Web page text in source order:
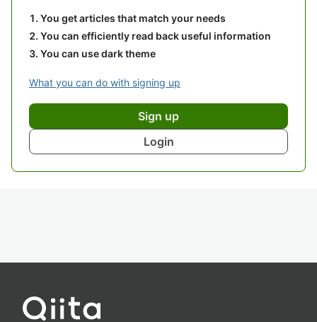
You get articles that match your needs
You can efficiently read back useful information
You can use dark theme
What you can do with signing up
Sign up
Login